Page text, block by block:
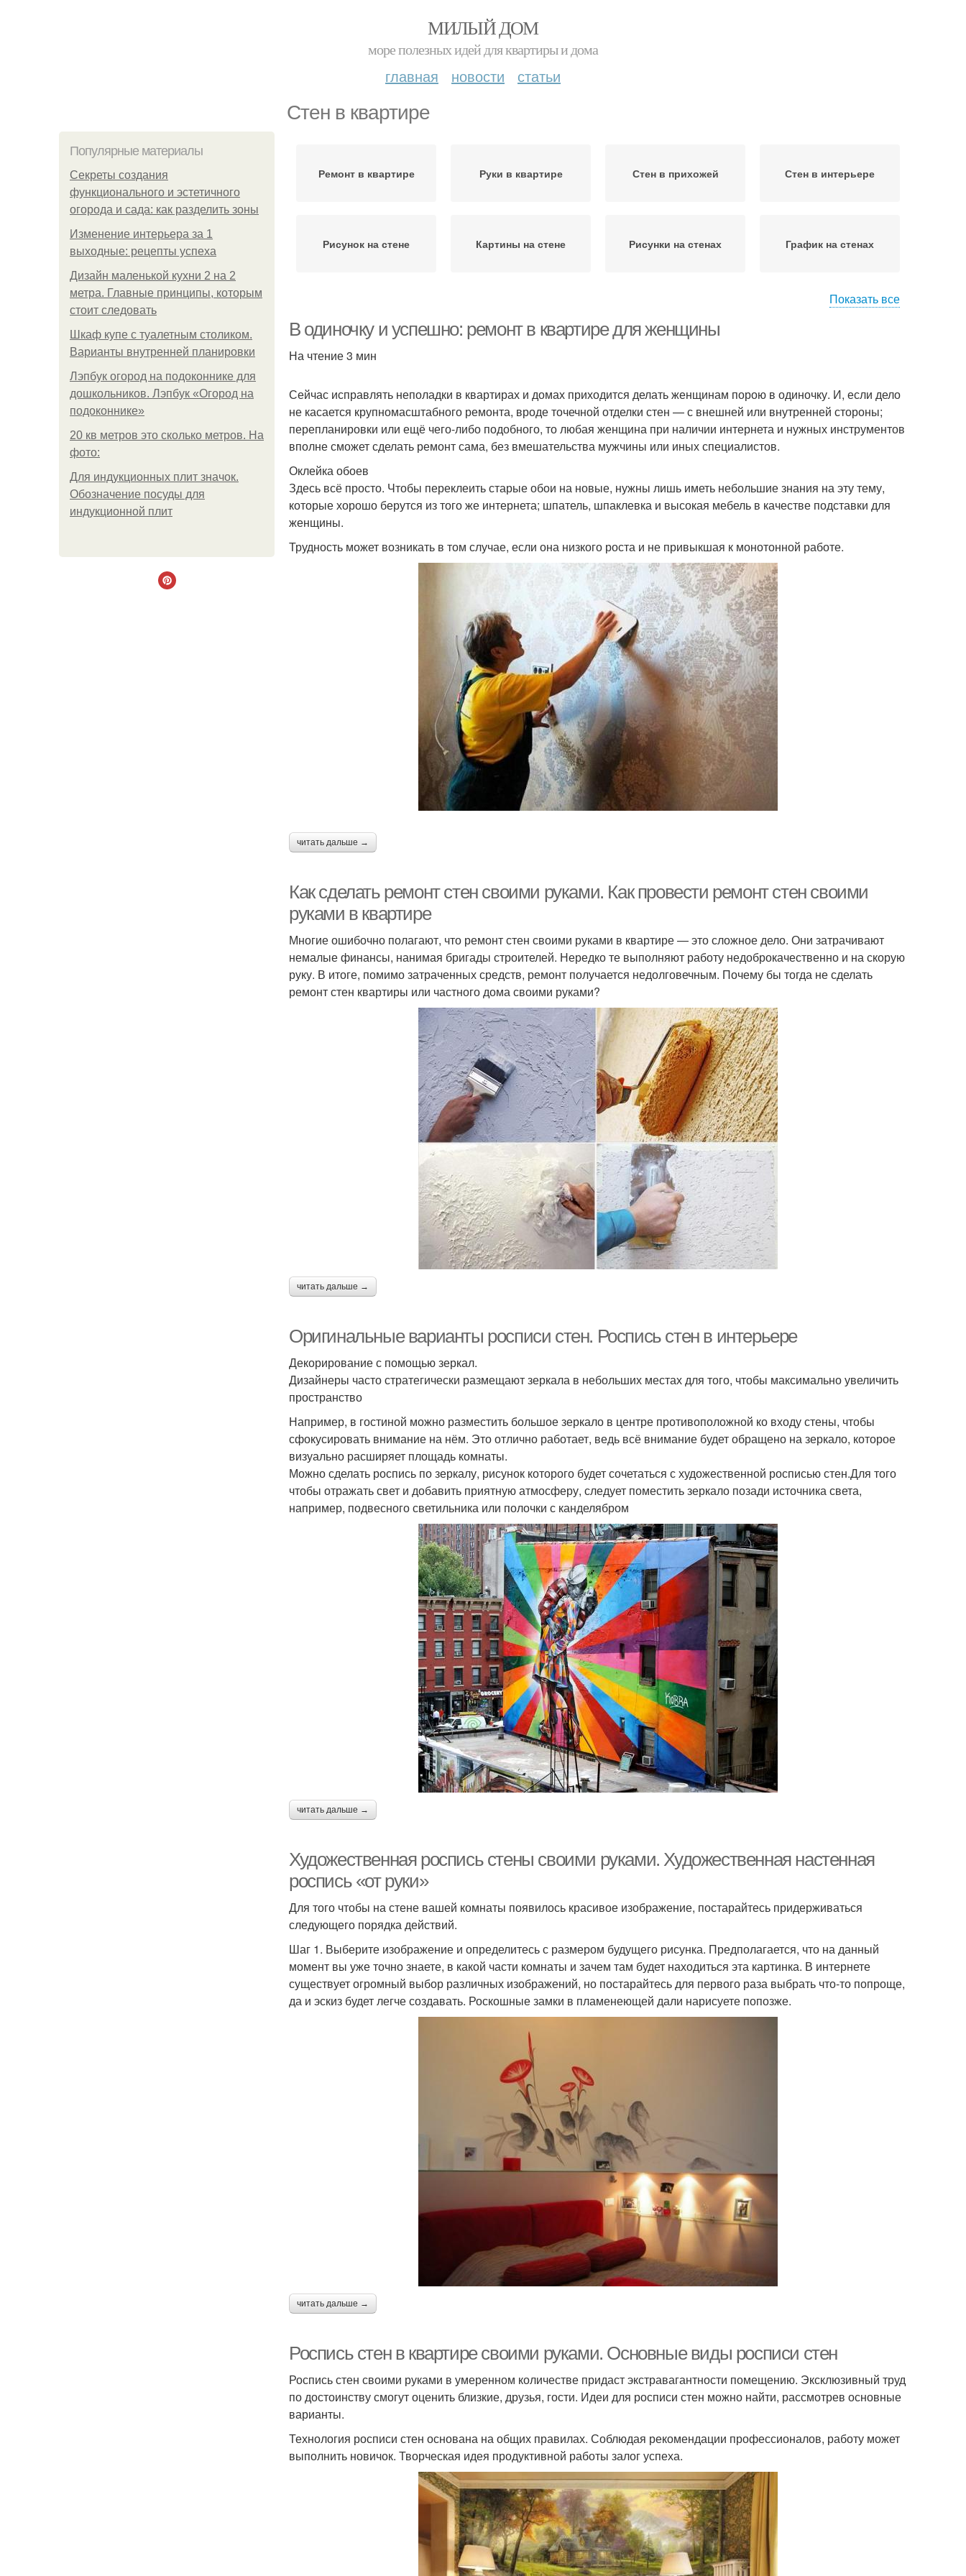
МИЛЫЙ ДОМ
море полезных идей для квартиры и дома
главная новости статьи
Стен в квартире
Популярные материалы
Секреты создания
функционального и эстетичного
огорода и сада: как разделить зоны
Изменение интерьера за 1
выходные: рецепты успеха
Дизайн маленькой кухни 2 на 2
метра. Главные принципы, которым
стоит следовать
Шкаф купе с туалетным столиком.
Варианты внутренней планировки
Лэпбук огород на подоконнике для
дошкольников. Лэпбук «Огород на
подоконнике»
20 кв метров это сколько метров. На
фото:
Для индукционных плит значок.
Обозначение посуды для
индукционной плит
Ремонт в квартире Руки в квартире Стен в прихожей Стен в интерьере
Рисунок на стене Картины на стене Рисунки на стенах График на стенах
интерьере
неровных стен
Показать все
В одиночку и успешно: ремонт в квартире для женщины
На чтение 3 мин
Сейчас исправлять неполадки в квартирах и домах приходится делать женщинам порою в одиночку. И, если дело
не касается крупномасштабного ремонта, вроде точечной отделки стен — с внешней или внутренней стороны;
перепланировки или ещё чего-либо подобного, то любая женщина при наличии интернета и нужных инструментов
вполне сможет сделать ремонт сама, без вмешательства мужчины или иных специалистов.
Оклейка обоев
Здесь всё просто. Чтобы переклеить старые обои на новые, нужны лишь иметь небольшие знания на эту тему,
которые хорошо берутся из того же интернета; шпатель, шпаклевка и высокая мебель в качестве подставки для
женщины.
Трудность может возникать в том случае, если она низкого роста и не привыкшая к монотонной работе.
читать дальше →
Как сделать ремонт стен своими руками. Как провести ремонт стен своими
руками в квартире
Многие ошибочно полагают, что ремонт стен своими руками в квартире — это сложное дело. Они затрачивают
немалые финансы, нанимая бригады строителей. Нередко те выполняют работу недоброкачественно и на скорую
руку. В итоге, помимо затраченных средств, ремонт получается недолговечным. Почему бы тогда не сделать
ремонт стен квартиры или частного дома своими руками?
читать дальше →
Оригинальные варианты росписи стен. Роспись стен в интерьере
Декорирование с помощью зеркал.
Дизайнеры часто стратегически размещают зеркала в небольших местах для того, чтобы максимально увеличить
пространство
Например, в гостиной можно разместить большое зеркало в центре противоположной ко входу стены, чтобы
сфокусировать внимание на нём. Это отлично работает, ведь всё внимание будет обращено на зеркало, которое
визуально расширяет площадь комнаты.
Можно сделать роспись по зеркалу, рисунок которого будет сочетаться с художественной росписью стен.Для того
чтобы отражать свет и добавить приятную атмосферу, следует поместить зеркало позади источника света,
например, подвесного светильника или полочки с канделябром
читать дальше →
Художественная роспись стены своими руками. Художественная настенная
роспись «от руки»
Для того чтобы на стене вашей комнаты появилось красивое изображение, постарайтесь придерживаться
следующего порядка действий.
Шаг 1. Выберите изображение и определитесь с размером будущего рисунка. Предполагается, что на данный
момент вы уже точно знаете, в какой части комнаты и зачем там будет находиться эта картинка. В интернете
существует огромный выбор различных изображений, но постарайтесь для первого раза выбрать что-то попроще,
да и эскиз будет легче создавать. Роскошные замки в пламенеющей дали нарисуете попозже.
читать дальше →
Роспись стен в квартире своими руками. Основные виды росписи стен
Роспись стен своими руками в умеренном количестве придаст экстравагантности помещению. Эксклюзивный труд
по достоинству смогут оценить близкие, друзья, гости. Идеи для росписи стен можно найти, рассмотрев основные
варианты.
Технология росписи стен основана на общих правилах. Соблюдая рекомендации профессионалов, работу может
выполнить новичок. Творческая идея продуктивной работы залог успеха.